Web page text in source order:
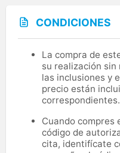
CONDICIONES
La compra de
su realización sin
las inclusiones y
precio están
correspondientes.
Cuando compres
código de
cita, identifícate